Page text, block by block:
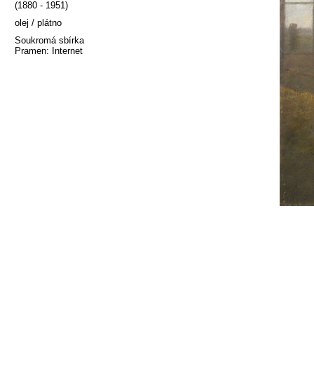
(1880 - 1951)
olej / plátno
Soukromá sbírka
Pramen: Internet